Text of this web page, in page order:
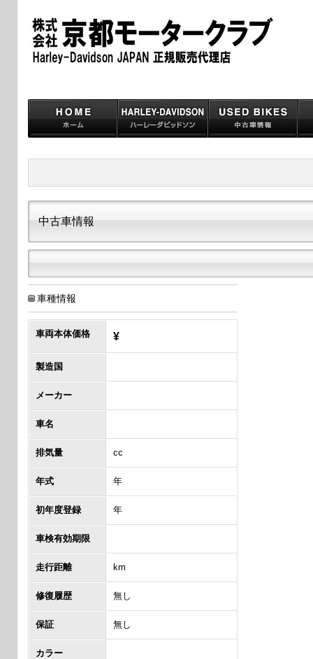
中古車情報
車種情報
車両本体価格 ¥
製造国
メーカー
車名
排気量 cc
年式 年
初年度登録 年
車検有効期限
走行距離 km
修復履歴 無し
保証 無し
カラー